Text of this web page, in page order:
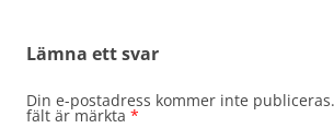
Lämna ett svar
Din e-postadress kommer inte publiceras.
fält är märkta *